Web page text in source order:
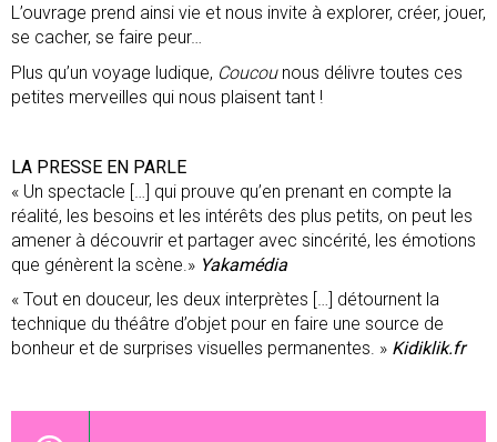
L’ouvrage prend ainsi vie et nous invite à explorer, créer, jouer,
se cacher, se faire peur…
Plus qu’un voyage ludique, Coucounous délivre toutes ces
petites merveilles qui nous plaisent tant !
LA PRESSE EN PARLE
« Un spectacle […] qui prouve qu’en prenant en compte la
réalité, les besoins et les intérêts des plus petits, on peut les
amener à découvrir et partager avec sincérité, les émotions
que génèrent la scène.» Yakamédia
« Tout en douceur, les deux interprètes […] détournent la
technique du théâtre d’objet pour en faire une source de
bonheur et de surprises visuelles permanentes. » Kidiklik.fr